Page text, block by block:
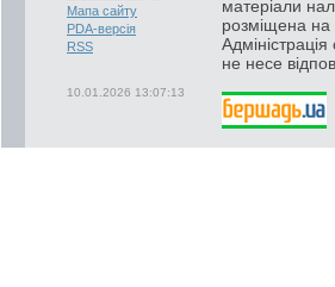
Мапа сайту
PDA-версія
RSS
10.01.2026 13:07:13
матеріали
розміщена на
Адміністрація
не несе